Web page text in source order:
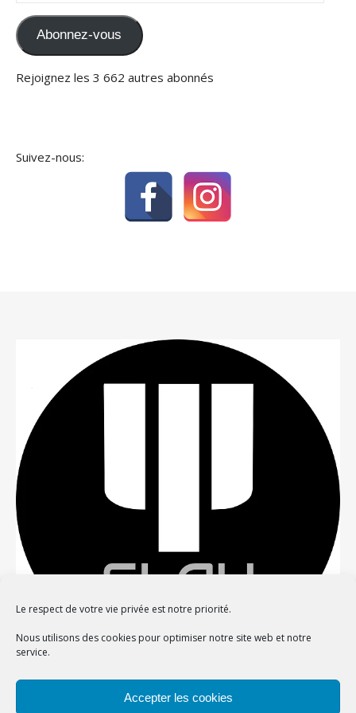
Le respect de votre vie privée est notre priorité.
Nous utilisons des cookies pour optimiser notre site web et notre
service.
Accepter les cookies
Abonnez-vous
Rejoignez les 3 662 autres abonnés
Suivez-nous:
Thème Bard parWP Royal
utiliser ce site Web, vous acceptez leur utilisation.